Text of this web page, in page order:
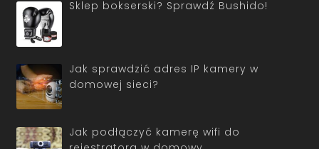
Sklep bokserski? Sprawdź Bushido!
Jak sprawdzić adres IP kamery w
domowej sieci?
Jak podłączyć kamerę wifi do